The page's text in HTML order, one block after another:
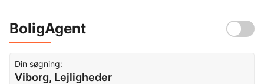
BoligAgent
Din søgning:
Viborg, Lejligheder